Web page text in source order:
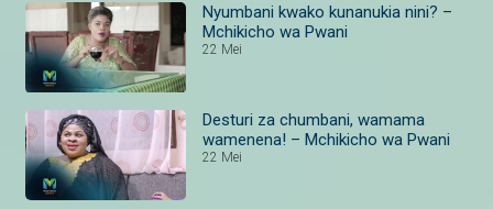
Nyumbani kwako kunanukia nini? –
Mchikicho wa Pwani
22 Mei
Desturi za chumbani, wamama
wamenena! – Mchikicho wa Pwani
22 Mei